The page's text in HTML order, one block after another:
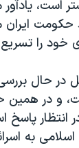
آمریکااست،
حکومت
را تسریع
در حال
و در همین
انتظار
به